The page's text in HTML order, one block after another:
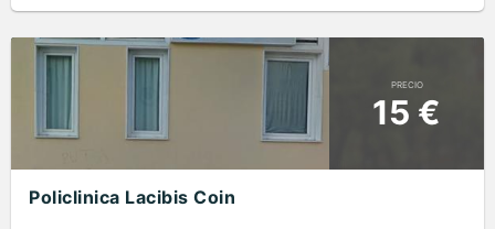
PRECIO
15 €
Policlinica Lacibis Coin